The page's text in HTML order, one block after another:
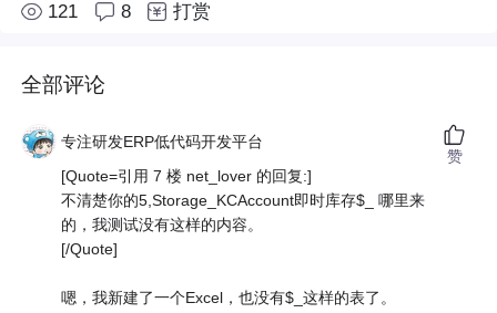
121 8 打赏
全部评论
专注研发ERP低代码开发平台
[Quote=引用 7 楼 net_lover 的回复:]
不清楚你的5,Storage_KCAccount即时库存$_ 哪里来
的，我测试没有这样的内容。
[/Quote]
嗯，我新建了一个Excel，也没有$_这样的表了。
赞